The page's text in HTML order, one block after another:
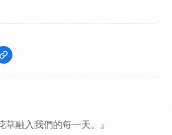
草融入我們的每一天。』